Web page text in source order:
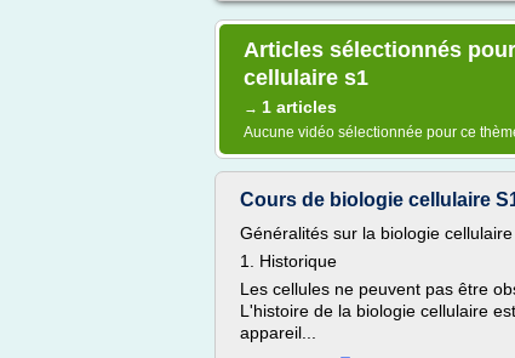
Articles sélectionnés
cellulaire s1
→ 1 articles
Aucune vidéo sélectionnée pour ce
Cours de biologie cellulaire
Généralités sur la biologie cellulaire
1. Historique
Les cellules ne peuvent pas être
L'histoire de la biologie cellulaire
appareil...